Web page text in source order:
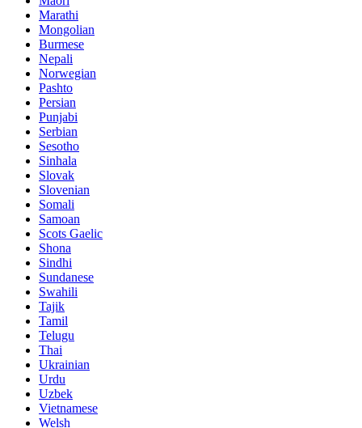
Marathi
Mongolian
Burmese
Nepali
Norwegian
Pashto
Persian
Punjabi
Serbian
Sesotho
Sinhala
Slovak
Slovenian
Somali
Samoan
Scots Gaelic
Shona
Sindhi
Sundanese
Swahili
Tajik
Tamil
Telugu
Thai
Ukrainian
Urdu
Uzbek
Vietnamese
Welsh